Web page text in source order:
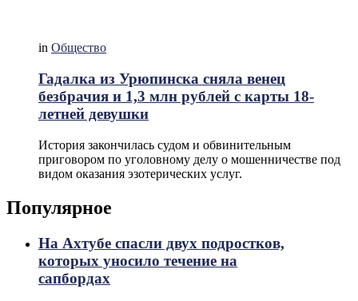
in Общество
Гадалка из Урюпинска сняла венец
безбрачия и 1,3 млн рублей с карты 18-
летней девушки
История закончилась судом и обвинительным
приговором по уголовному делу о мошенничестве под
видом оказания эзотерических услуг.
Популярное
На Ахтубе спасли двух подростков,
которых уносило течение на
сапбордах